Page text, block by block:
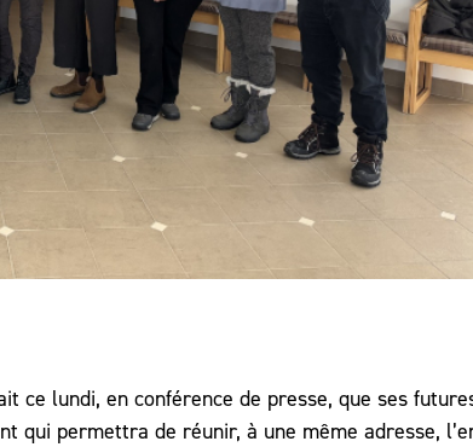
ce lundi, en conférence de presse, que ses
qui permettra de réunir, à une même adresse,